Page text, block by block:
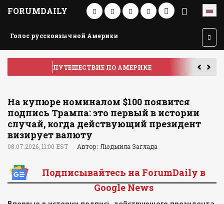
FORUMDAILY
Голос русскоязычной Америки
ПУТЕШЕСТВИЕ ПО АМЕРИКЕ
На купюре номиналом $100 появится
подпись Трампа: это первый в истории
случай, когда действующий президент
визирует валюту
08.07.2026, 11:00 EST Автор: Людмила Заглада
Подписывайтесь на ForumDaily в
Google News